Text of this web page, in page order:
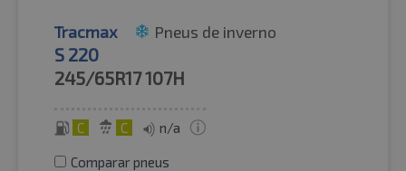
Tracmax Pneus de inverno
S 220
245/65R17107H
C C n/a
Comparar pneus